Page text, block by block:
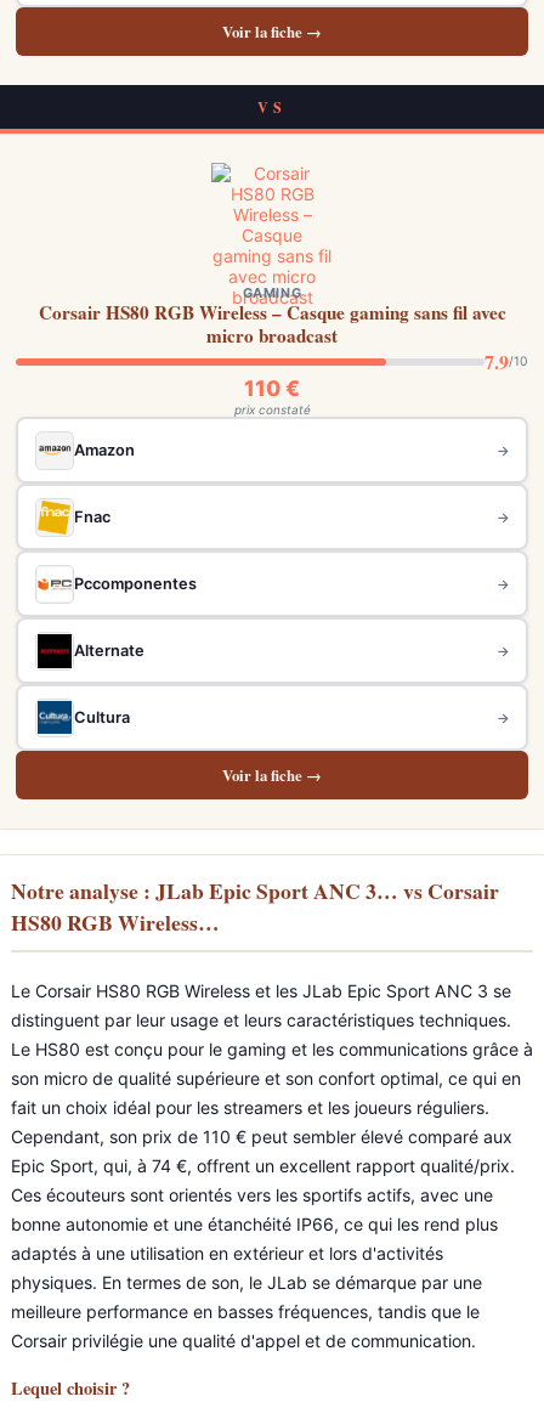
Voir la fiche →
VS
GAMING
Corsair HS80 RGB Wireless – Casque gaming sans fil avec
micro broadcast
7.9/10
110 €
prix constaté
Amazon →
Fnac →
Pccomponentes →
Alternate →
Cultura →
Voir la fiche →
Notre analyse : JLab Epic Sport ANC 3… vs Corsair
HS80 RGB Wireless…
Le Corsair HS80 RGB Wireless et les JLab Epic Sport ANC 3 se
distinguent par leur usage et leurs caractéristiques techniques.
Le HS80 est conçu pour le gaming et les communications grâce à
son micro de qualité supérieure et son confort optimal, ce qui en
fait un choix idéal pour les streamers et les joueurs réguliers.
Cependant, son prix de 110 € peut sembler élevé comparé aux
Epic Sport, qui, à 74 €, offrent un excellent rapport qualité/prix.
Ces écouteurs sont orientés vers les sportifs actifs, avec une
bonne autonomie et une étanchéité IP66, ce qui les rend plus
adaptés à une utilisation en extérieur et lors d'activités
physiques. En termes de son, le JLab se démarque par une
meilleure performance en basses fréquences, tandis que le
Corsair privilégie une qualité d'appel et de communication.
Lequel choisir ?